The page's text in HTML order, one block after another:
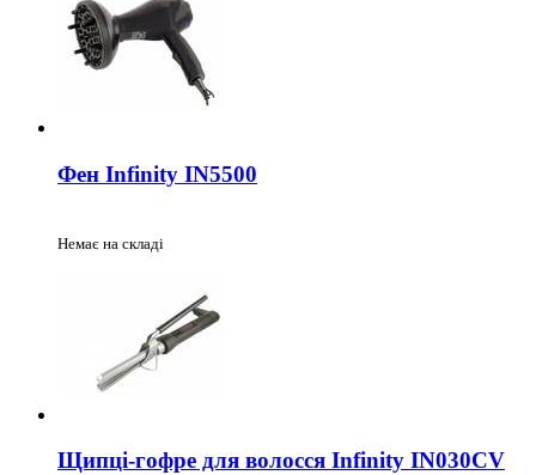
Фен Infinity IN5500
Немає на складі
Щипці-гофре для волосся Infinity IN030CV